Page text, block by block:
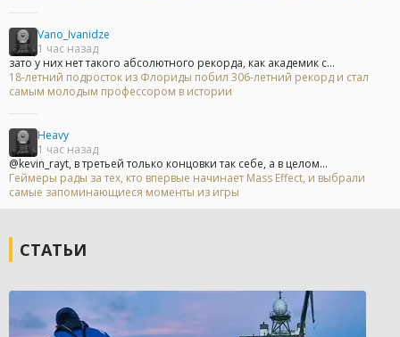
Vano_Ivanidze
1 час назад
зато у них нет такого абсолютного рекорда, как академик с...
18-летний подросток из Флориды побил 306-летний рекорд и стал
самым молодым профессором в истории
Heavy
1 час назад
@kevin_rayt, в третьей только концовки так себе, а в целом...
Геймеры рады за тех, кто впервые начинает Mass Effect, и выбрали
самые запоминающиеся моменты из игры
СТАТЬИ